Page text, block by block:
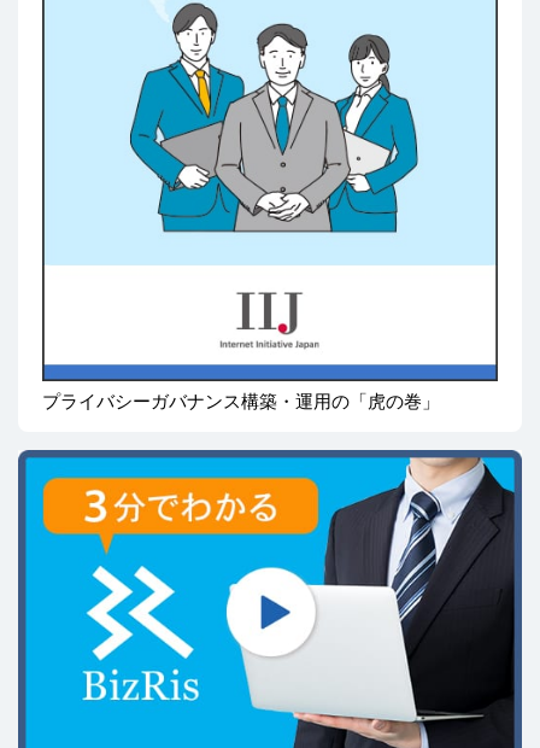
プライバシーガバナンス構築・運用の「虎の巻」